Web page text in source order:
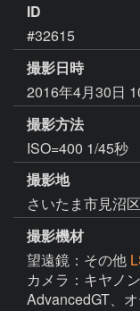
ID
#32615
撮影日時
2016年4月30日
撮影方法
ISO=400 1/45
撮影地
さいたま市見沼
撮影機材
望遠鏡：その他
カメラ：キヤノン
AdvancedGT、